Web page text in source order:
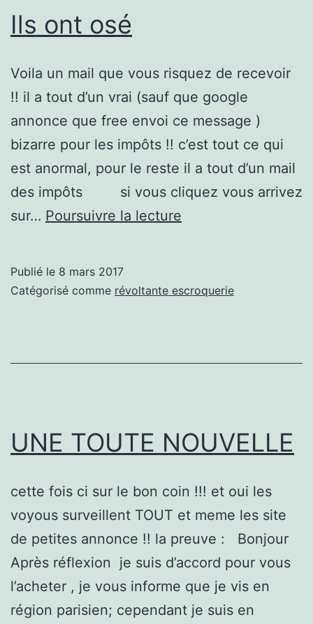
n’est
pas
Ils ont osé
Voila un mail que vous risquez de recevoir
!! il a tout d’un vrai (sauf que google
annonce que free envoi ce message )
bizarre pour les impôts !! c’est tout ce qui
est anormal, pour le reste il a tout d’un mail
des impôts si vous cliquez vous arrivez
sur… Poursuivre la lecture
Publié le 8 mars 2017
Catégorisé comme révoltante escroquerie
UNE TOUTE NOUVELLE
cette fois ci sur le bon coin !!! et oui les
voyous surveillent TOUT et meme les site
de petites annonce !! la preuve : Bonjour
Après réflexion je suis d’accord pour vous
l’acheter , je vous informe que je vis en
région parisien; cependant je suis en